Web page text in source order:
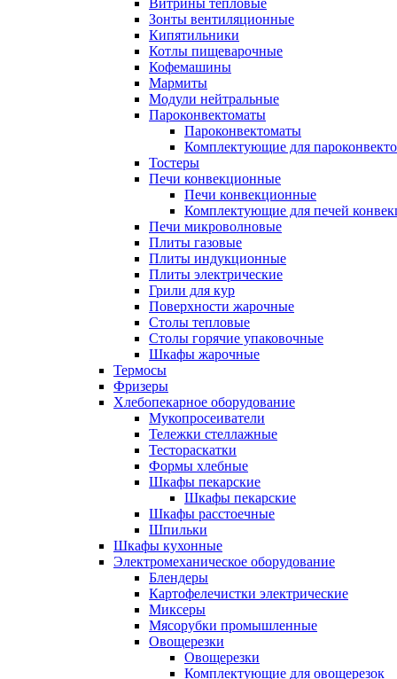
Витрины тепловые
Зонты вентиляционные
Кипятильники
Котлы пищеварочные
Кофемашины
Мармиты
Модули нейтральные
Пароконвектоматы
Пароконвектоматы
Комплектующие для
Тостеры
Печи конвекционные
Печи конвекционные
Комплектующие для печей
Печи микроволновые
Плиты газовые
Плиты индукционные
Плиты электрические
Грили для кур
Поверхности жарочные
Столы тепловые
Столы горячие упаковочные
Шкафы жарочные
Термосы
Фризеры
Хлебопекарное оборудование
Мукопросеиватели
Тележки стеллажные
Тестораскатки
Формы хлебные
Шкафы пекарские
Шкафы пекарские
Шкафы расстоечные
Шпильки
Шкафы кухонные
Электромеханическое оборудование
Блендеры
Картофелечистки электрические
Миксеры
Мясорубки промышленные
Овощерезки
Овощерезки
Комплектующие для овощерезок